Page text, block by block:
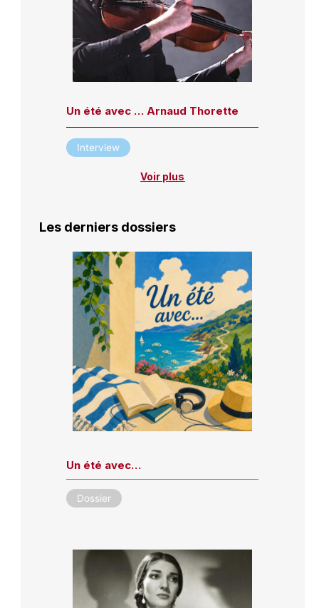
Un été avec … Arnaud Thorette
Interview
Voir plus
Les derniers dossiers
Un été avec…
Dossier